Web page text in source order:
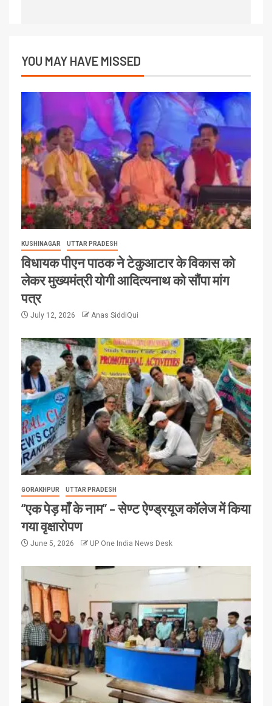
YOU MAY HAVE MISSED
KUSHINAGAR UTTAR PRADESH
विधायक पीएन पाठक ने टेकुआटार के विकास को
लेकर मुख्यमंत्री योगी आदित्यनाथ को सौंपा मांग
पत्र
July 12, 2026 Anas SiddiQui
GORAKHPUR UTTAR PRADESH
“एक पेड़ माँ के नाम” – सेण्ट ऐण्ड्रयूज कॉलेज में किया
गया वृक्षारोपण
June 5, 2026 UP One India News Desk